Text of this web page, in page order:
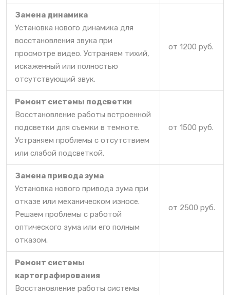
Замена динамика
Установка нового динамика для
восстановления звука при
просмотре видео. Устраняем тихий,
искаженный или полностью
отсутствующий звук.
от 1200 руб.
Ремонт системы подсветки
Восстановление работы встроенной
подсветки для съемки в темноте.
Устраняем проблемы с отсутствием
или слабой подсветкой.
от 1500 руб.
Замена привода зума
Установка нового привода зума при
отказе или механическом износе.
Решаем проблемы с работой
оптического зума или его полным
отказом.
от 2500 руб.
Ремонт системы
картографирования
Восстановление работы системы